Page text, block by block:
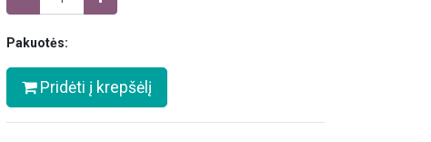
Pakuotės:
Pridėti į krepšėlį